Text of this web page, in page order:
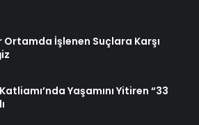
İşlenen Suçlara Karşı
Yaşamını Yitiren “33